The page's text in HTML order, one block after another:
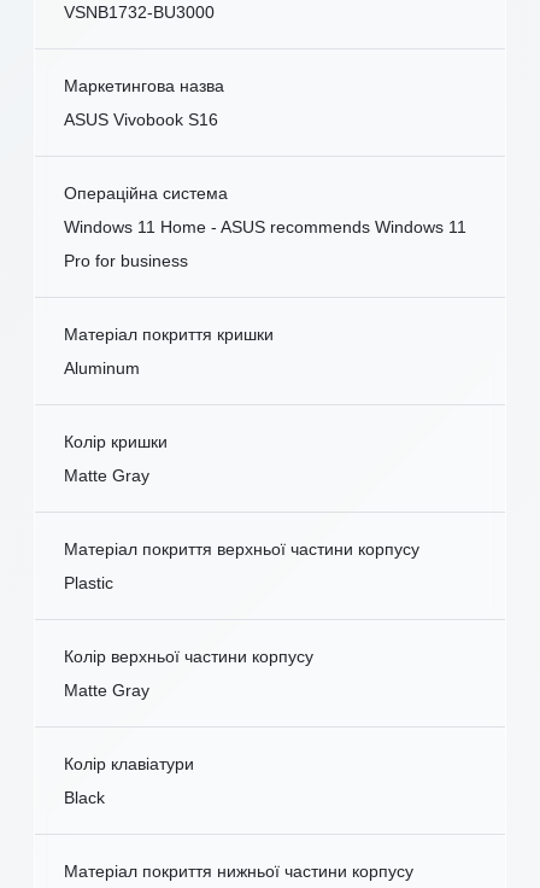
VSNB1732-BU3000
Маркетингова назва
ASUS Vivobook S16
Операційна система
Windows 11 Home - ASUS recommends Windows 11
Pro for business
Матеріал покриття кришки
Aluminum
Колір кришки
Matte Gray
Матеріал покриття верхньої частини корпусу
Plastic
Колір верхньої частини корпусу
Matte Gray
Колір клавіатури
Black
Матеріал покриття нижньої частини корпусу